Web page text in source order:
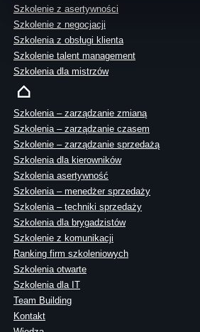
Szkolenie z asertywności
Szkolenie z negocjacji
Szkolenia z obsługi klienta
Szkolenie talent management
Szkolenia dla mistrzów
Szkolenia – zarządzanie zmianą
Szkolenia – zarządzanie czasem
Szkolenie – zarządzanie sprzedażą
Szkolenia dla kierowników
Szkolenia asertywność
Szkolenia – menedżer sprzedaży
Szkolenia – techniki sprzedaży
Szkolenia dla brygadzistów
Szkolenie z komunikacji
Ranking firm szkoleniowych
Szkolenia otwarte
Szkolenia dla IT
Team Building
Kontakt